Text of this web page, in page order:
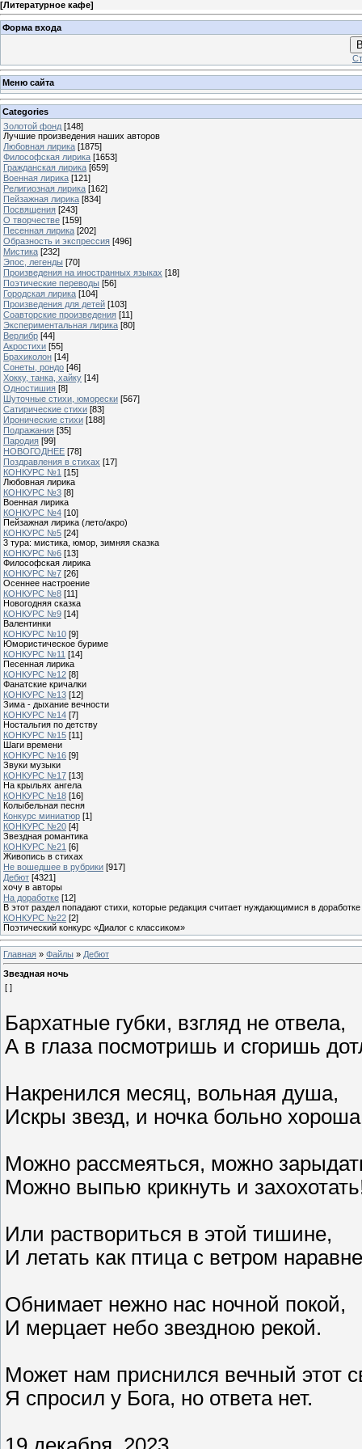
[Литературное кафе]
Форма входа
Меню сайта
Categories
Золотой фонд [148]
Лучшие произведения наших авторов
Любовная лирика [1875]
Философская лирика [1653]
Гражданская лирика [659]
Военная лирика [121]
Религиозная лирика [162]
Пейзажная лирика [834]
Посвящения [243]
О творчестве [159]
Песенная лирика [202]
Образность и экспрессия [496]
Мистика [232]
Эпос, легенды [70]
Произведения на иностранных языках [18]
Поэтические переводы [56]
Городская лирика [104]
Произведения для детей [103]
Соавторские произведения [11]
Экспериментальная лирика [80]
Верлибр [44]
Акростихи [55]
Брахиколон [14]
Сонеты, рондо [46]
Хокку, танка, хайку [14]
Одностишия [8]
Шуточные стихи, юморески [567]
Сатирические стихи [83]
Иронические стихи [188]
Подражания [35]
Пародия [99]
НОВОГОДНЕЕ [78]
Поздравления в стихах [17]
КОНКУРС №1 [15]
Любовная лирика
КОНКУРС №3 [8]
Военная лирика
КОНКУРС №4 [10]
Пейзажная лирика (лето/акро)
КОНКУРС №5 [24]
3 тура: мистика, юмор, зимняя сказка
КОНКУРС №6 [13]
Философская лирика
КОНКУРС №7 [26]
Осеннее настроение
КОНКУРС №8 [11]
Новогодняя сказка
КОНКУРС №9 [14]
Валентинки
КОНКУРС №10 [9]
Юмористическое буриме
КОНКУРС №11 [14]
Песенная лирика
КОНКУРС №12 [8]
Фанатские кричалки
КОНКУРС №13 [12]
Зима - дыхание вечности
КОНКУРС №14 [7]
Ностальгия по детству
КОНКУРС №15 [11]
Шаги времени
КОНКУРС №16 [9]
Звуки музыки
КОНКУРС №17 [13]
На крыльях ангела
КОНКУРС №18 [16]
Колыбельная песня
Конкурс миниатюр [1]
КОНКУРС №20 [4]
Звездная романтика
КОНКУРС №21 [6]
Живопись в стихах
Не вошедшее в рубрики [917]
Дебют [4321]
хочу в авторы
На доработке [12]
В этот раздел попадают стихи, которые редакция считает нуждающимися в доработке
КОНКУРС №22 [2]
Поэтический конкурс «Диалог с классиком»
Главная » Файлы » Дебют
Звездная ночь
[ ]
Бархатные губки, взгляд не отвела,
А в глаза посмотришь и сгоришь
Накренился месяц, вольная душа,
Искры звезд, и ночка больно
Можно рассмеяться, можно
Можно выпью крикнуть и
Или раствориться в этой тишине,
И летать как птица с ветром
Обнимает нежно нас ночной покой,
И мерцает небо звездною рекой.
Может нам приснился вечный этот
Я спросил у Бога, но ответа нет.